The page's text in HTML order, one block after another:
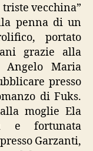
vecchina”
penna di un
portato
grazie alla
Maria
presso
di Fuks.
moglie Ela
e fortunata
Garzanti,